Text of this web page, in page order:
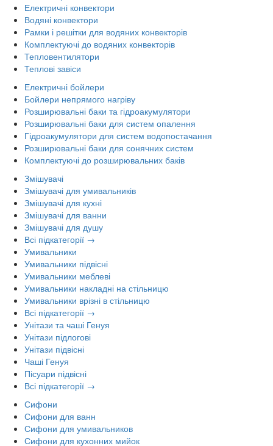
Електричні конвектори
Водяні конвектори
Рамки і решітки для водяних конвекторів
Комплектуючі до водяних конвекторів
Тепловентилятори
Теплові завіси
Електричні бойлери
Бойлери непрямого нагріву
Розширювальні баки та гідроакумулятори
Розширювальні баки для систем опалення
Гідроакумулятори для систем водопостачання
Розширювальні баки для сонячних систем
Комплектуючі до розширювальних баків
Змішувачі
Змішувачі для умивальників
Змішувачі для кухні
Змішувачі для ванни
Змішувачі для душу
Всі підкатегорії →
Умивальники
Умивальники підвісні
Умивальники меблеві
Умивальники накладні на стільницю
Умивальники врізні в стільницю
Всі підкатегорії →
Унітази та чаші Генуя
Унітази підлогові
Унітази підвісні
Чаші Генуя
Пісуари підвісні
Всі підкатегорії →
Сифони
Сифони для ванн
Сифони для умивальников
Сифони для кухонних мийок